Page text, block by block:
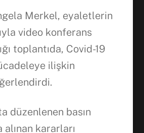
Merkel, eyaletlerin
video konferans
toplantıda, Covid-19
ilişkin
düzenlenen basın
alınan kararları